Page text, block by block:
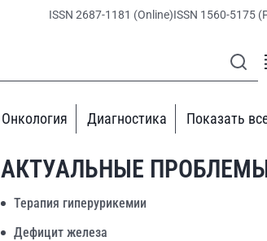
ISSN 2687-1181 (Online)ISSN 1560-5175
Онкология Диагностика Показать
АКТУАЛЬНЫЕ
Терапия гиперурикемии
Дефицит железа